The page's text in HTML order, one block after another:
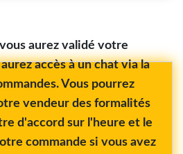
aurez validé votre
accès à un chat via la
Vous pourrez
vendeur des formalités
d'accord sur l'heure et le
commande si vous avez